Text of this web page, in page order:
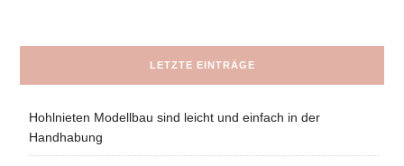
LETZTE EINTRÄGE
Hohlnieten Modellbau sind leicht und einfach in der
Handhabung